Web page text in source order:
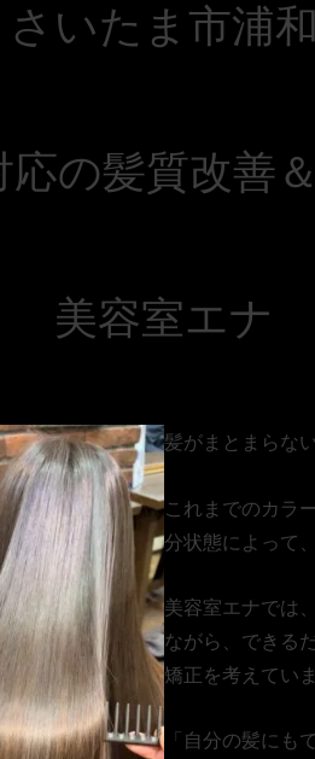
さいたま市浦和
の髪質改善
美容室エナ
髪がまとまらな
これまでのカラ
分状態によって
美容室エナでは
ながら、できる
矯正を考えていま
「自分の髪にも